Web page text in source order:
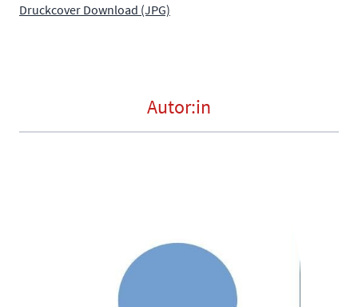
Druckcover Download (JPG)
Autor:in